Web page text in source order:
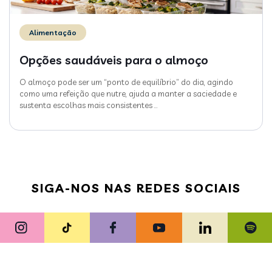
Alimentação
Opções saudáveis para o almoço
O almoço pode ser um “ponto de equilíbrio” do dia, agindo
como uma refeição que nutre, ajuda a manter a saciedade e
sustenta escolhas mais consistentes…
SIGA-NOS NAS REDES SOCIAIS